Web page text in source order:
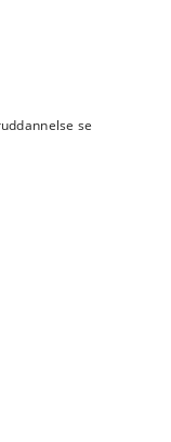
se